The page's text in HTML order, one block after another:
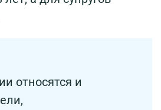
относятся и